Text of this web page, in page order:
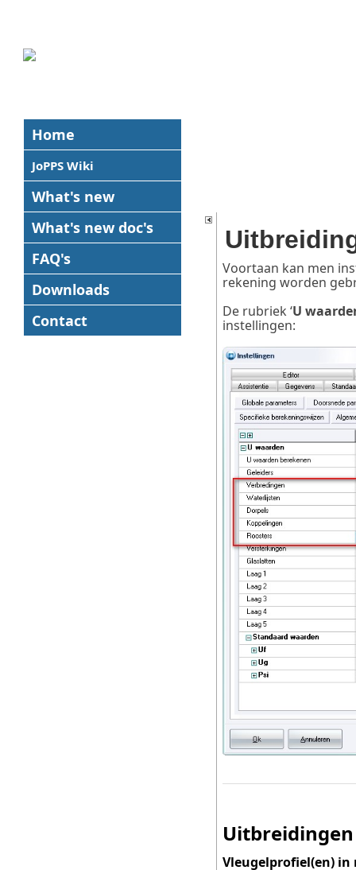
Home
JoPPS Wiki
What's new
What's new doc's
FAQ's
Downloads
Contact
Voortaan kan men
rekening worden
De rubriek ‘U
instellingen:
Vleugelprofiel(en)